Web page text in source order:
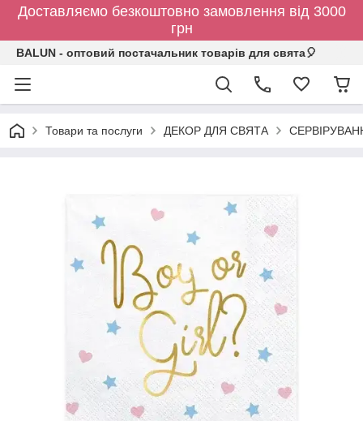
Доставляємо безкоштовно замовлення від 3000
грн
BALUN - оптовий постачальник товарів для свята🎈
Товари та послуги ДЕКОР ДЛЯ СВЯТА